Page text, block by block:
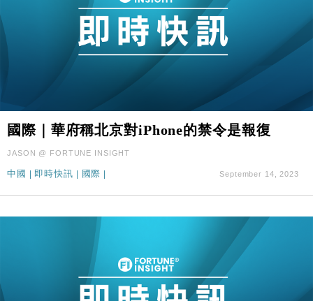
國際｜華府稱北京對iPhone的禁令是報復
JASON @ FORTUNE INSIGHT
中國 | 即時快訊 | 國際 | September 14, 2023